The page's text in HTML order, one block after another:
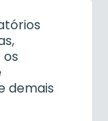
demais